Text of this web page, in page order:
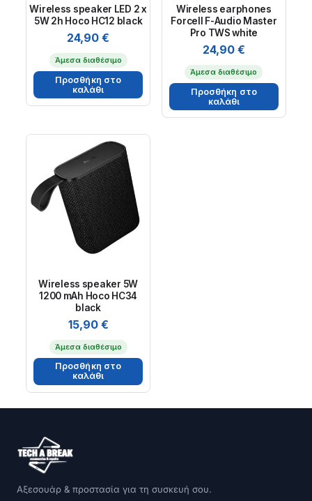
Wireless speaker LED 2 x
5W 2h Hoco HC12 black
24,90€
Άμεσα διαθέσιμο
Προσθήκη στο
καλάθι
Wireless earphones
Forcell F-Audio Master
Pro TWS white
24,90 €
Άμεσα διαθέσιμο
Προσθήκη στο
καλάθι
Wireless speaker 5W
1200 mAh Hoco HC34
black
15,90 €
Άμεσα διαθέσιμο
Προσθήκη στο
καλάθι
Αξεσουάρ & προστασία για τη συσκευή σου.